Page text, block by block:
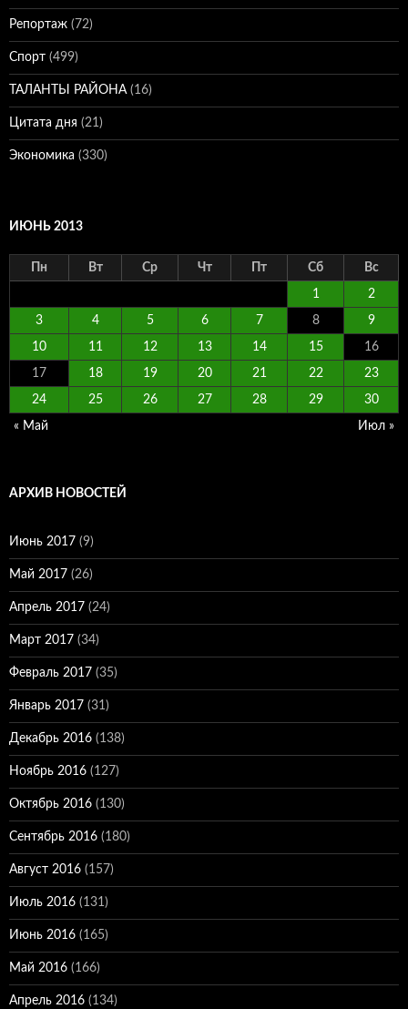
Репортаж (72)
Спорт (499)
ТАЛАНТЫ РАЙОНА(16)
Цитата дня (21)
Экономика (330)
ИЮНЬ 2013
Пн Вт Ср Чт Пт Сб Вс
1 2
3 4 5 6 7 8 9
10 11 12 13 14 15 16
17 18 19 20 21 22 23
24 25 26 27 28 29 30
« Май Июл »
АРХИВ НОВОСТЕЙ
Июнь 2017 (9)
Май 2017 (26)
Апрель 2017 (24)
Март 2017 (34)
Февраль 2017 (35)
Январь 2017 (31)
Декабрь 2016 (138)
Ноябрь 2016 (127)
Октябрь 2016 (130)
Сентябрь 2016 (180)
Август 2016 (157)
Июль 2016 (131)
Июнь 2016 (165)
Май 2016 (166)
Апрель 2016 (134)